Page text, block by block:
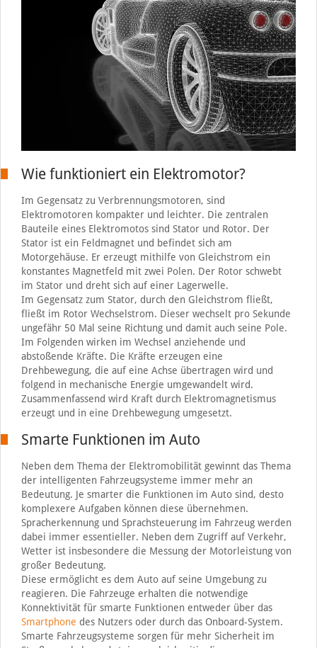
Wie funktioniert ein Elektromotor?
Im Gegensatz zu Verbrennungsmotoren, sind
Elektromotoren kompakter und leichter. Die zentralen
Bauteile eines Elektromotos sind Stator und Rotor. Der
Stator ist ein Feldmagnet und befindet sich am
Motorgehäuse. Er erzeugt mithilfe von Gleichstrom ein
konstantes Magnetfeld mit zwei Polen. Der Rotor schwebt
im Stator und dreht sich auf einer Lagerwelle.
Im Gegensatz zum Stator, durch den Gleichstrom fließt,
fließt im Rotor Wechselstrom. Dieser wechselt pro Sekunde
ungefähr 50 Mal seine Richtung und damit auch seine Pole.
Im Folgenden wirken im Wechsel anziehende und
abstoßende Kräfte. Die Kräfte erzeugen eine
Drehbewegung, die auf eine Achse übertragen wird und
folgend in mechanische Energie umgewandelt wird.
Zusammenfassend wird Kraft durch Elektromagnetismus
erzeugt und in eine Drehbewegung umgesetzt.
Smarte Funktionen im Auto
Neben dem Thema der Elektromobilität gewinnt das Thema
der intelligenten Fahrzeugsysteme immer mehr an
Bedeutung. Je smarter die Funktionen im Auto sind, desto
komplexere Aufgaben können diese übernehmen.
Spracherkennung und Sprachsteuerung im Fahrzeug werden
dabei immer essentieller. Neben dem Zugriff auf Verkehr,
Wetter ist insbesondere die Messung der Motorleistung von
großer Bedeutung.
Diese ermöglicht es dem Auto auf seine Umgebung zu
reagieren. Die Fahrzeuge erhalten die notwendige
Konnektivität für smarte Funktionen entweder über das
Smartphone des Nutzers oder durch das Onboard-System.
Smarte Fahrzeugsysteme sorgen für mehr Sicherheit im